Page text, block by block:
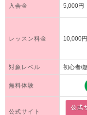
入会金 5,000円
レッスン料金 10,000
対象レベル 初心者/
無料体験
公式サイト
公式